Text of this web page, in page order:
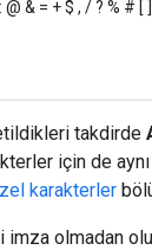
@ & = + $ , / ? % # [ ]
takdirde
için de
karakterler
imza olmadan